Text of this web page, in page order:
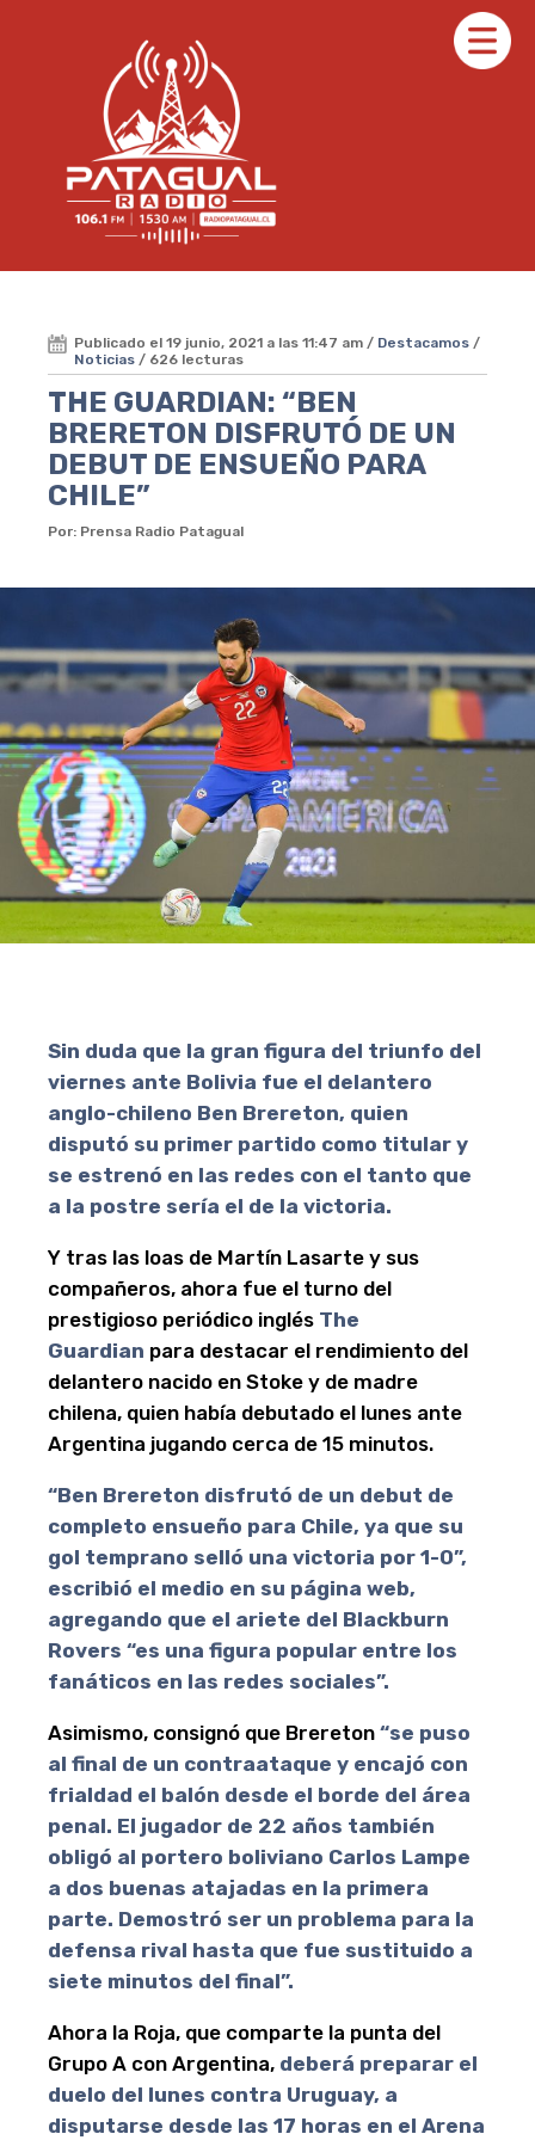
Publicado el 19 junio, 2021 a las 11:47 am / Destacamos /
Noticias / 626 lecturas
THE GUARDIAN: “BEN
BRERETON DISFRUTÓ DE UN
DEBUT DE ENSUEÑO PARA
CHILE”
Por: Prensa Radio Patagual
Sin duda que la gran figura del triunfo del
viernes ante Bolivia fue el delantero
anglo-chileno Ben Brereton, quien
disputó su primer partido como titular y
se estrenó en las redes con el tanto que
a la postre sería el de la victoria.
Y tras las loas de Martín Lasarte y sus
compañeros, ahora fue el turno del
prestigioso periódico inglés The
Guardian para destacar el rendimiento del
delantero nacido en Stoke y de madre
chilena, quien había debutado el lunes ante
Argentina jugando cerca de 15 minutos.
“Ben Brereton disfrutó de un debut de
completo ensueño para Chile, ya que su
gol temprano selló una victoria por 1-0”,
escribió el medio en su página web,
agregando que el ariete del Blackburn
Rovers “es una figura popular entre los
fanáticos en las redes sociales”.
Asimismo, consignó que Brereton “se puso
al final de un contraataque y encajó con
frialdad el balón desde el borde del área
penal. El jugador de 22 años también
obligó al portero boliviano Carlos Lampe
a dos buenas atajadas en la primera
parte. Demostró ser un problema para la
defensa rival hasta que fue sustituido a
siete minutos del final”.
Ahora la Roja, que comparte la punta del
Grupo A con Argentina, deberá preparar el
duelo del lunes contra Uruguay, a
disputarse desde las 17 horas en el Arena